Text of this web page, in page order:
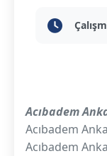
Acıbadem
Acıbadem
Acıbadem